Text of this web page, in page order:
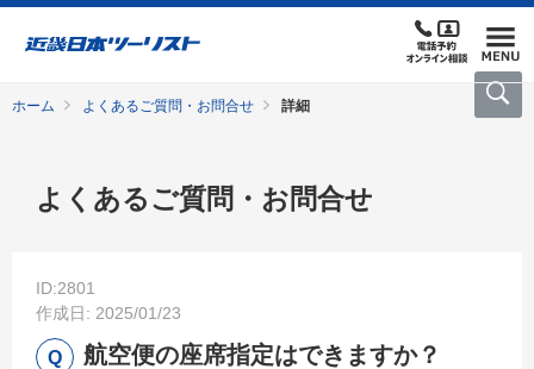
ホーム よくあるご質問・お問合せ 詳細
よくあるご質問・お問合せ
ID:2801
作成日: 2025/01/23
航空便の座席指定はできますか？